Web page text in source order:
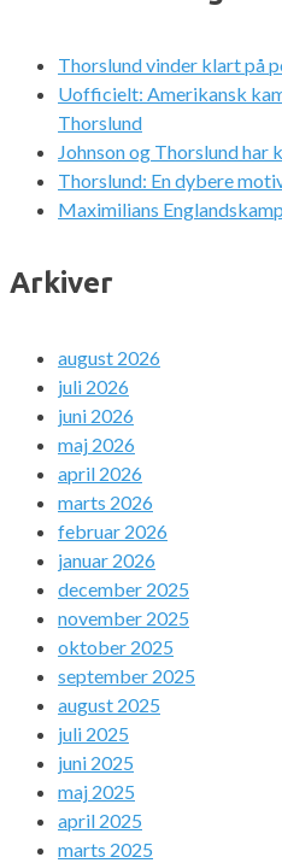
Thorslund vinder klart på
Uofficielt: Amerikansk
Thorslund
Johnson og Thorslund
Thorslund: En dybere
Maximilians
Arkiver
august 2026
juli 2026
juni 2026
maj 2026
april 2026
marts 2026
februar 2026
januar 2026
december 2025
november 2025
oktober 2025
september 2025
august 2025
juli 2025
juni 2025
maj 2025
april 2025
marts 2025